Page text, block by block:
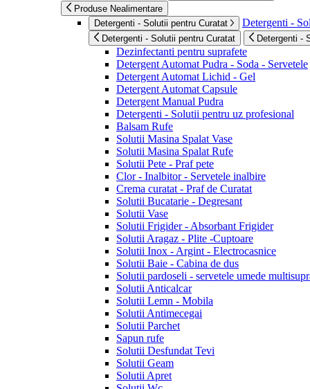
Produse Nealimentare
Detergenti - Solutii pentru Curatat
Detergenti -
Detergenti - Solutii pentru Curatat Detergenti -
Dezinfectanti pentru suprafete
Detergent Automat Pudra - Soda - Servetele
Detergent Automat Lichid - Gel
Detergent Automat Capsule
Detergent Manual Pudra
Detergenti - Solutii pentru uz profesional
Balsam Rufe
Solutii Masina Spalat Vase
Solutii Masina Spalat Rufe
Solutii Pete - Praf pete
Clor - Inalbitor - Servetele inalbire
Crema curatat - Praf de Curatat
Solutii Bucatarie - Degresant
Solutii Vase
Solutii Frigider - Absorbant Frigider
Solutii Aragaz - Plite -Cuptoare
Solutii Inox - Argint - Electrocasnice
Solutii Baie - Cabina de dus
Solutii pardoseli - servetele umede
Solutii Anticalcar
Solutii Lemn - Mobila
Solutii Antimecegai
Solutii Parchet
Sapun rufe
Solutii Desfundat Tevi
Solutii Geam
Solutii Apret